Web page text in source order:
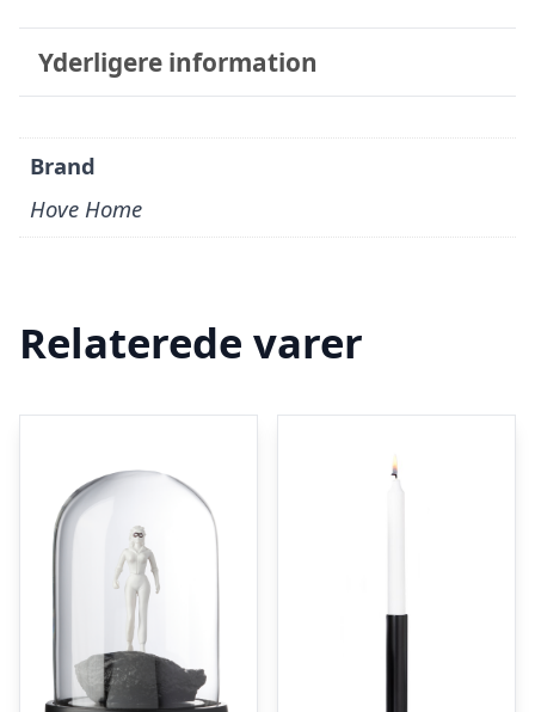
Yderligere information
Brand
Hove Home
Relaterede varer